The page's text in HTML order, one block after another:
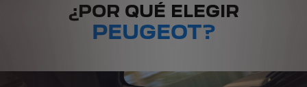
¿POR QUÉ ELEGIR
PEUGEOT?